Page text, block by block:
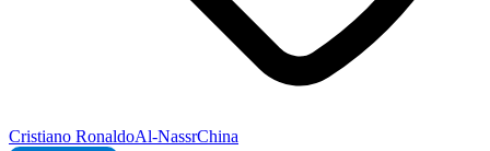
Cristiano RonaldoAl-NassrChina